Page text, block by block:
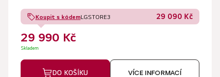
Koupit s kódemLGSTORE3 29 090 Kč
29 990 Kč
Skladem
DO KOŠÍKU VÍCE INFORMACÍ